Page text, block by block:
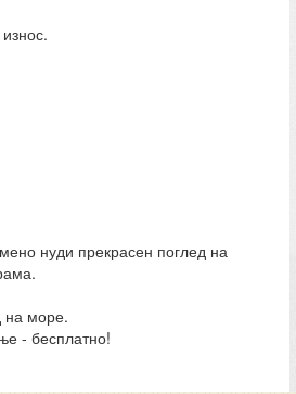
нуди прекрасен поглед на
на море.
- бесплатно!